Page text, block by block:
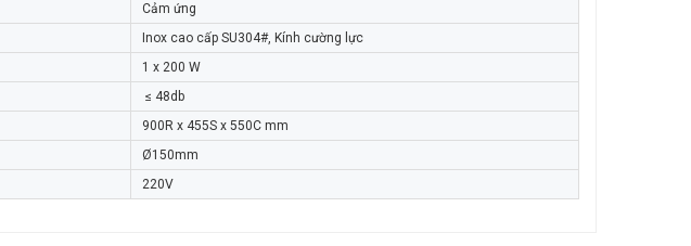
Cảm ứng
Inox cao cấp SU304#, Kính cường lực
1 x 200 W
≤ 48db
900R x 455S x 550C mm
Ø150mm
220V